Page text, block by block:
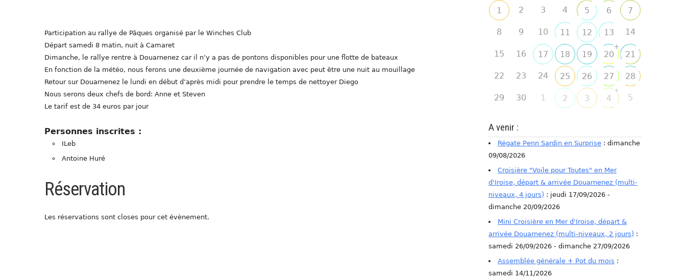
Participation au rallye de Pâques organisé par le Winches Club
Départ samedi 8 matin, nuit à Camaret
Dimanche, le rallye rentre à Douarnenez car il n’y a pas de pontons disponibles pour une flotte de bateaux
En fonction de la météo, nous ferons une deuxième journée de navigation avec peut être une nuit au mouillage
Retour sur Douarnenez le lundi en début d’après midi pour prendre le temps de nettoyer Diego
Nous serons deux chefs de bord: Anne et Steven
Le tarif est de 34 euros par jour
Personnes inscrites :
ILeb
Antoine Huré
Réservation
Les réservations sont closes pour cet évènement.
1 2 3 4 5 6 7
8 9 10 11 12 13 14
15 16 17 18 19 20
+
21
22 23 24 25 26 27 28
29 30 1 2 3 4
+
5
A venir :
Régate Penn Sardin en Surprise : dimanche
09/08/2026
Croisière "Voile pour Toutes" en Mer
d'Iroise, départ & arrivée Douarnenez (multi-
niveaux, 4 jours) : jeudi 17/09/2026 -
dimanche 20/09/2026
Mini Croisière en Mer d'Iroise, départ &
arrivée Douarnenez (multi-niveaux, 2 jours) :
samedi 26/09/2026 - dimanche 27/09/2026
Assemblée générale + Pot du mois :
samedi 14/11/2026